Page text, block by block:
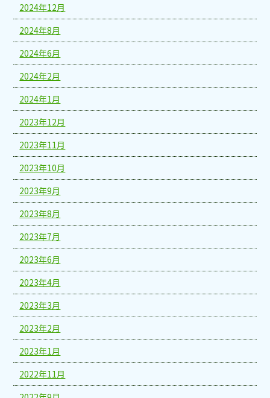
2024年12月
2024年8月
2024年6月
2024年2月
2024年1月
2023年12月
2023年11月
2023年10月
2023年9月
2023年8月
2023年7月
2023年6月
2023年4月
2023年3月
2023年2月
2023年1月
2022年11月